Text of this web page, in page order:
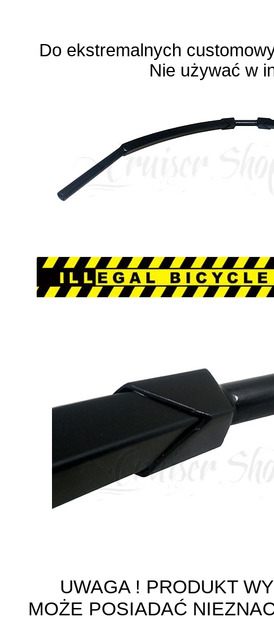
Do ekstremalnych
Nie używać w
UWAGA ! PRODUKT
MOŻE POSIADAĆ